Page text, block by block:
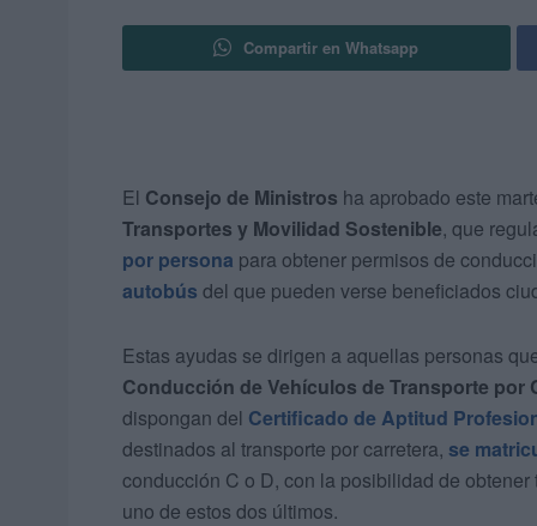
Compartir en Whatsapp
El Consejo de Ministros ha aprobado este
Transportes y Movilidad Sostenible, que
por persona para obtener permisos de
autobús del que pueden verse beneficiados
Estas ayudas se dirigen a aquellas personas
Conducción de Vehículos de Transporte por
dispongan del Certificado de Aptitud
destinados al transporte por carretera, se
conducción C o D, con la posibilidad de
uno de estos dos últimos.